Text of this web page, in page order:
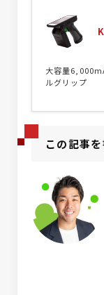
大容量
ルグリップ
この記事